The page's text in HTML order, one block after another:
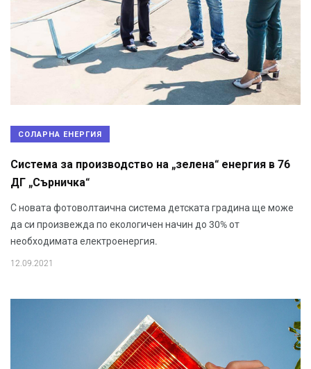
СОЛАРНА ЕНЕРГИЯ
Система за производство на „зелена“ енергия в 76
ДГ „Сърничка“
С новата фотоволтаична система детската градина ще може
да си произвежда по екологичен начин до 30% от
необходимата електроенергия.
12.09.2021